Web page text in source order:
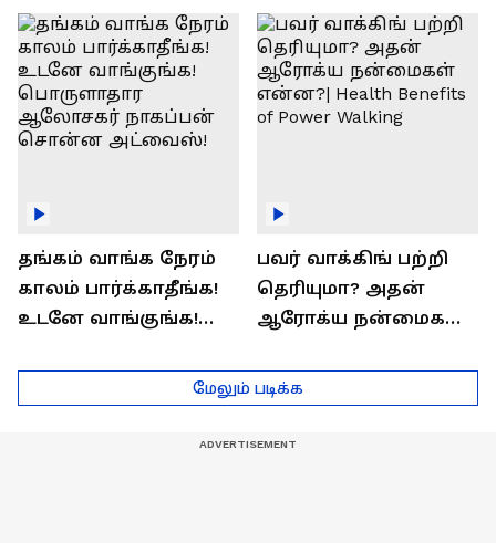
ராஜீவ் சந்தோஷம் !
Interview
தங்கம் வாங்க நேரம்
காலம் பார்க்காதீங்க!
உடனே வாங்குங்க!
ஆலோசகர் நாகப்பன்
சொன்ன அட்வைஸ்!
பவர் வாக்கிங் பற்றி
தெரியுமா? அதன்
ஆரோக்ய நன்மைகள்
of Power Walking
மேலும் படிக்க